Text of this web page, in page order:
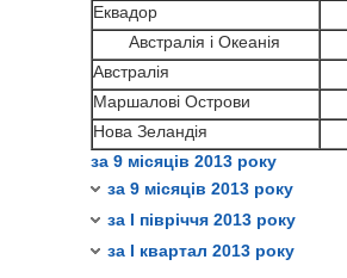
Еквадор
Австралія і Океанія
Австралія
Маршалові Острови
Нова Зеландія
за 9 місяців 2013 року
за 9 місяців 2013 року
Уруґвай
Еквадор
Австралія і Океанія
Австралія
Маршалові Острови
Нова Зеландія
за І півріччя 2013 року
США
Уруґвай
Еквадор
Австралія і Океанія
Австралія
Маршалові Острови
Нова Зеландія
за І квартал 2013 року
Панама
Сент–Вінсент і Ґренадіни
США
Еквадор
Австралія і Океанія
Австралія
Маршалові Острови
Нова Зеландiя